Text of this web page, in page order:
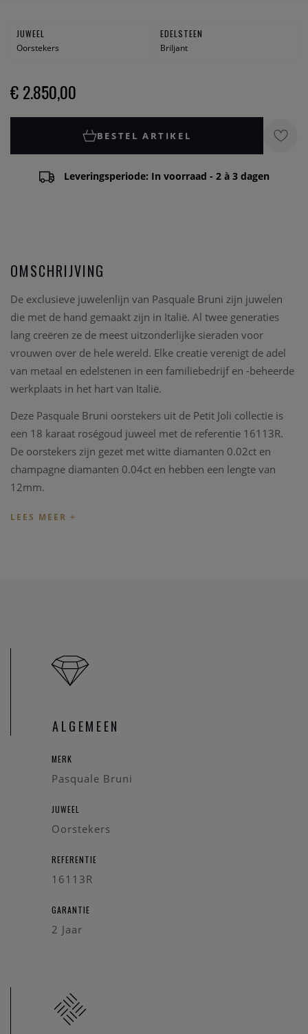
JUWEEL
Oorstekers
EDELSTEEN
Briljant
€ 2.850,00
BESTEL ARTIKEL
Leveringsperiode: In voorraad - 2 à 3 dagen
OMSCHRIJVING
De exclusieve juwelenlijn van Pasquale Bruni zijn juwelen
die met de hand gemaakt zijn in Italië. Al twee generaties
lang creëren ze de meest uitzonderlijke sieraden voor
vrouwen over de hele wereld. Elke creatie verenigt de adel
van metaal en edelstenen in een familiebedrijf en -beheerde
werkplaats in het hart van Italië.
Deze Pasquale Bruni oorstekers uit de Petit Joli collectie is
een 18 karaat roségoud juweel met de referentie 16113R.
De oorstekers zijn gezet met witte diamanten 0.02ct en
champagne diamanten 0.04ct en hebben een lengte van
12mm.
De Pascuale Bruni juwelen worden met de hand gemaakt in
we het juweel steeds aanpassen in ons
ook al uw juweel herstellingen welkom in onze zaak, alsook
Heeft u verder vragen kan u steeds
op-den-Berg.
ALGEMEEN
MERK
Pasquale Bruni
JUWEEL
Oorstekers
REFERENTIE
16113R
GARANTIE
2 Jaar